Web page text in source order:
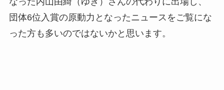
団体6位入賞の原動力となったニュースをご覧にな
った方も多いのではないかと思います。